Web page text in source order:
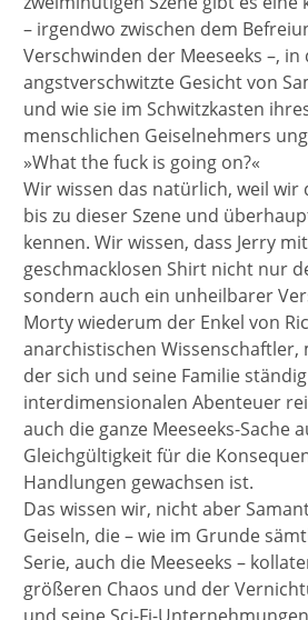
– irgendwo zwischen dem
Verschwinden der Meeseeks –, in
angstverschwitzte Gesicht von
und wie sie im Schwitzkasten
menschlichen Geiselnehmers
»What the fuck is going on?«
Wir wissen das natürlich, weil wir
bis zu dieser Szene und
kennen. Wir wissen, dass Jerry
geschmacklosen Shirt nicht nur
sondern auch ein unheilbarer
Morty wiederum der Enkel von
anarchistischen
der sich und seine Familie
interdimensionalen Abenteuer
auch die ganze Meeseeks-Sache
Gleichgültigkeit für die
Handlungen gewachsen ist.
Das wissen wir, nicht aber
Geiseln, die – wie im Grunde
Serie, auch die Meeseeks –
größeren Chaos und der